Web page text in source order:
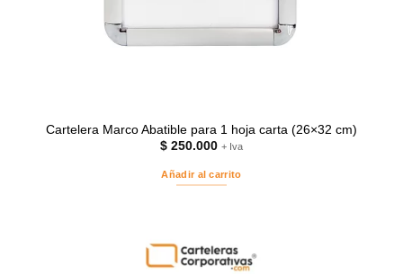
Cartelera Marco Abatible para 1 hoja carta (26×32 cm)
$ 250.000 + Iva
Añadir al carrito